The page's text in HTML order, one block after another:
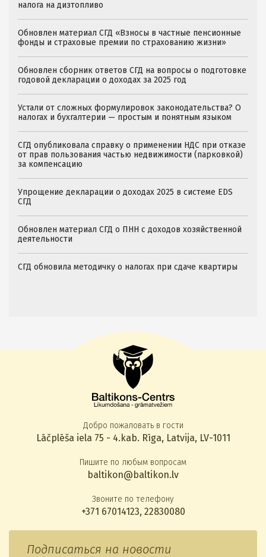
налога на дизтопливо
Обновлен материал СГД «Взносы в частные пенсионные
фонды и страховые премии по страхованию жизни»
Обновлен сборник ответов СГД на вопросы о подготовке
годовой декларации о доходах за 2025 год
Устали от сложных формулировок законодательства? О
налогах и бухгалтерии — простым и понятным языком
СГД опубликовала справку о применении НДС при отказе
от прав пользования частью недвижимости (парковкой)
за компенсацию
Упрощение декларации о доходах 2025 в системе EDS
СГД
Обновлен материал СГД о ПНН с доходов хозяйственной
деятельности
СГД обновила методичку о налогах при сдаче квартиры
Добро пожаловать в гости
Lāčplēša iela 75 - 4.kab. Rīga, Latvija, LV-1011
Пишите по любым вопросам
baltikon@baltikon.lv
Звоните по телефону
+371 67014123, 22830080
Подписаться на новости